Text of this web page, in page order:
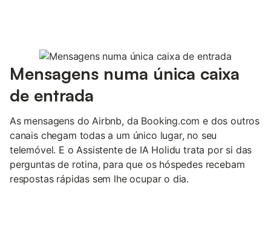
Mensagens numa única caixa
de entrada
As mensagens do Airbnb, da Booking.com e dos outros
canais chegam todas a um único lugar, no seu
telemóvel. E o Assistente de IA Holidu trata por si das
perguntas de rotina, para que os hóspedes recebam
respostas rápidas sem lhe ocupar o dia.